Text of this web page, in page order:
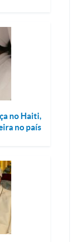
no Haiti,
no país